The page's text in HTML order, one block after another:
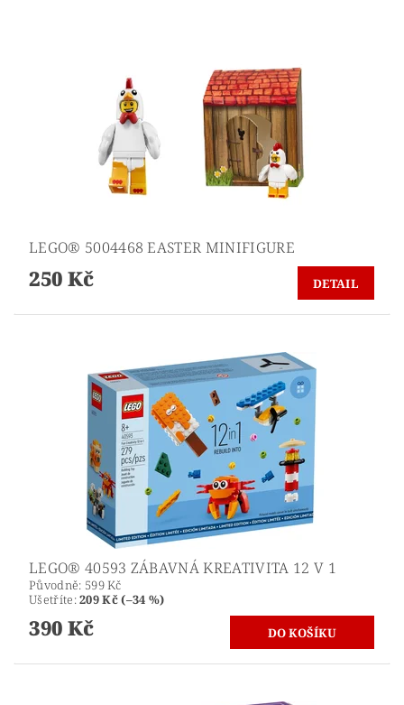
LEGO® 5004468 EASTER MINIFIGURE
250 Kč DETAIL
LEGO® 40593 ZÁBAVNÁ KREATIVITA 12 V 1
Původně: 599 Kč
Ušetříte:209 Kč (–34 %)
390 Kč